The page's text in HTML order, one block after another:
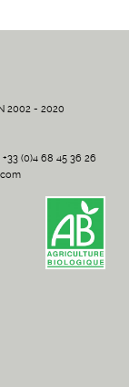
2002 - 2020
+33 (0)4 68 45 36 26